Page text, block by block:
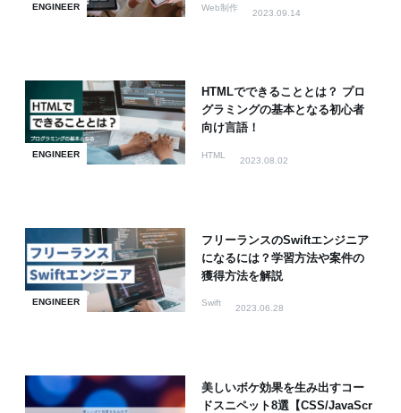
ENGINEER Web制作
2023.09.14
ENGINEER
HTMLでできることとは？ プロ
グラミングの基本となる初心者
向け言語！
HTML
2023.08.02
ENGINEER
フリーランスのSwiftエンジニア
になるには？学習方法や案件の
獲得方法を解説
Swift
2023.06.28
美しいボケ効果を生み出すコー
ドスニペット8選【CSS/JavaScr